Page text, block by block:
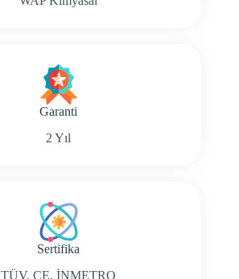
Garanti
2 Yıl
Sertifika
TÜV, CE, İNMETRO